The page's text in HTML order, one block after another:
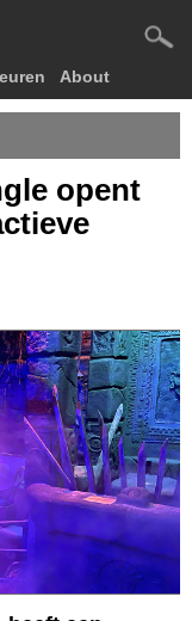
About
opent